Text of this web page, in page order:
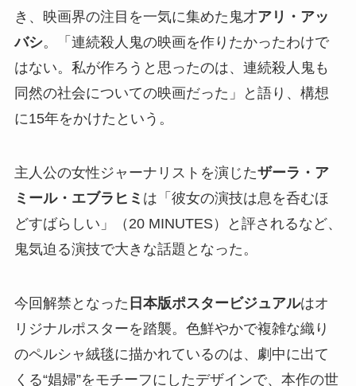
き、映画界の注目を一気に集めた鬼才アリ・アッ
バシ。「連続殺人鬼の映画を作りたかったわけで
はない。私が作ろうと思ったのは、連続殺人鬼も
同然の社会についての映画だった」と語り、構想
に15年をかけたという。
主人公の女性ジャーナリストを演じたザーラ・ア
ミール・エブラヒミ は「彼女の演技は息を呑むほ
どすばらしい」（20 MINUTES）と評されるなど、
鬼気迫る演技で大きな話題となった。
今回解禁となった 日本版ポスタービジュアルはオ
リジナルポスターを踏襲。色鮮やかで複雑な織り
のペルシャ絨毯に描かれているのは、劇中に出て
くる“娼婦”をモチーフにしたデザインで、本作の世